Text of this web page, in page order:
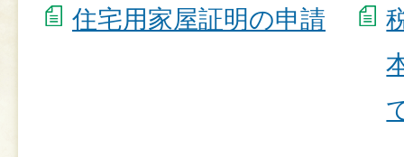
住宅用家屋証明の申請